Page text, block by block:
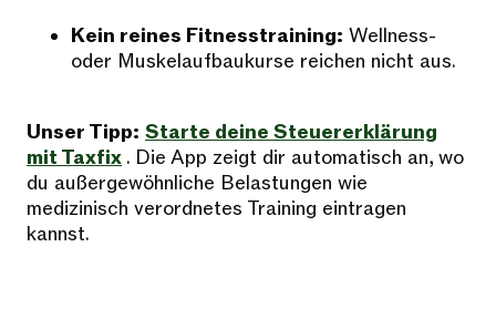
Kein reines Fitnesstraining: Wellness-
oder Muskelaufbaukurse reichen nicht aus.
Unser Tipp: Starte deine Steuererklärung
mit Taxfix . Die App zeigt dir automatisch an, wo
du außergewöhnliche Belastungen wie
medizinisch verordnetes Training eintragen
kannst.